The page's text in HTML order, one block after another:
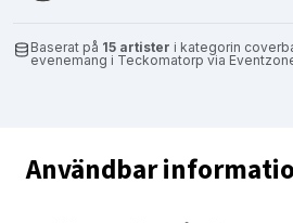
Baserat på 15 artister i kategorin
evenemang i Teckomatorp via
Användbar